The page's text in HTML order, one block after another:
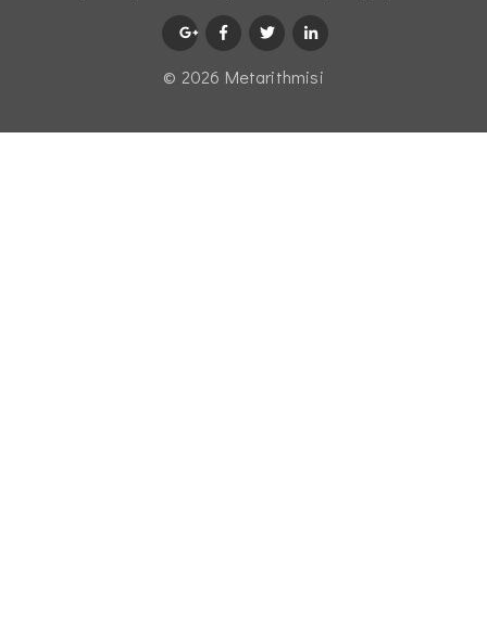
© 2026 Μetarithmisi